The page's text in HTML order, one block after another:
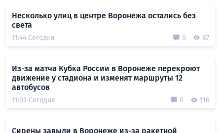
Несколько улиц в центре Воронежа остались без
света
11:44 Сегодня 0 87
Из-за матча Кубка России в Воронеже перекроют
движение у стадиона и изменят маршруты 12
автобусов
11:03 Сегодня 0 116
Сирены завыли в Воронеже из-за ракетной